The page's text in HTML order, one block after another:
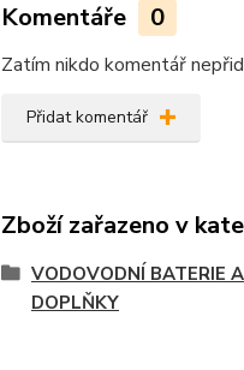
Komentáře 0
Zatím nikdo komentář
Přidat komentář
Zboží zařazeno v
VODOVODNÍ BATERIE A
DOPLŇKY